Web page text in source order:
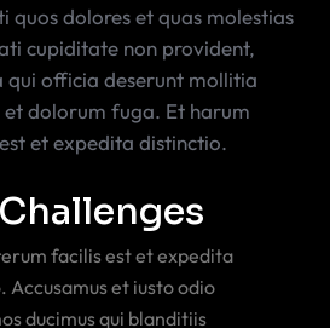
quos dolores et quas molestias
cupiditate non provident,
qui officia deserunt mollitia
dolorum fuga. Et harum
et expedita distinctio.
facilis est et expedita
Accusamus et iusto odio
ducimus qui blanditiis